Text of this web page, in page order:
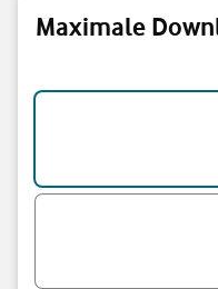
Maximale
Download-Geschwindigkeit